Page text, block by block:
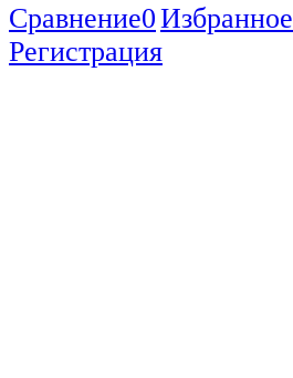
Сравнение0Избранное
Регистрация